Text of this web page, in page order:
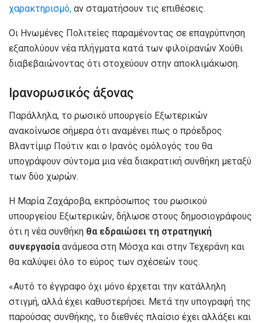
χαρακτηρισμό, αν σταματήσουν τις επιθέσεις.
Οι Ηνωμένες Πολιτείες παραμένοντας σε επαγρύπνηση
εξαπολύουν νέα πλήγματα κατά των φιλοϊρανών Χούθι
διαβεβαιώνοντας ότι στοχεύουν στην αποκλιμάκωση.
Ιρανορωσικός άξονας
Παράλληλα, το ρωσικό υπουργείο Εξωτερικών
ανακοίνωσε σήμερα ότι αναμένει πως ο πρόεδρος
Βλαντίμιρ Πούτιν και ο Ιρανός ομόλογός του θα
υπογράψουν σύντομα μια νέα διακρατική συνθήκη μεταξύ
των δύο χωρών.
Η Μαρία Ζαχάροβα, εκπρόσωπος του ρωσικού
υπουργείου Εξωτερικών, δήλωσε στους δημοσιογράφους
ότι η νέα συνθήκη θα εδραιώσει τη στρατηγική
συνεργασία ανάμεσα στη Μόσχα και στην Τεχεράνη και
θα καλύψει όλο το εύρος των σχέσεών τους.
«Αυτό το έγγραφο όχι μόνο έρχεται την κατάλληλη
στιγμή, αλλά έχει καθυστερήσει. Μετά την υπογραφή της
παρούσας συνθήκης, το διεθνές πλαίσιο έχει αλλάξει και